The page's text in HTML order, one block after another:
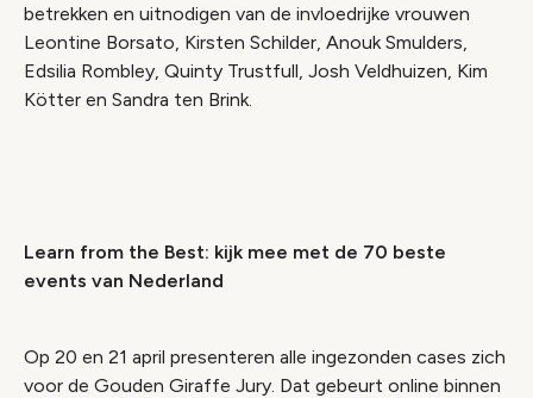
betrekken en uitnodigen van de invloedrijke vrouwen
Leontine Borsato, Kirsten Schilder, Anouk Smulders,
Edsilia Rombley, Quinty Trustfull, Josh Veldhuizen, Kim
Kötter en Sandra ten Brink.
Wijzig cookie instellingen
Learn from the Best: kijk mee met de 70 beste
events van Nederland
Op 20 en 21 april presenteren alle ingezonden cases zich
voor de Gouden Giraffe Jury. Dat gebeurt online binnen